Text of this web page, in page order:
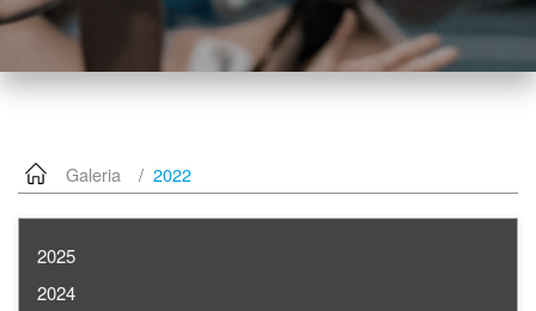
Galeria 2022
2025
2024